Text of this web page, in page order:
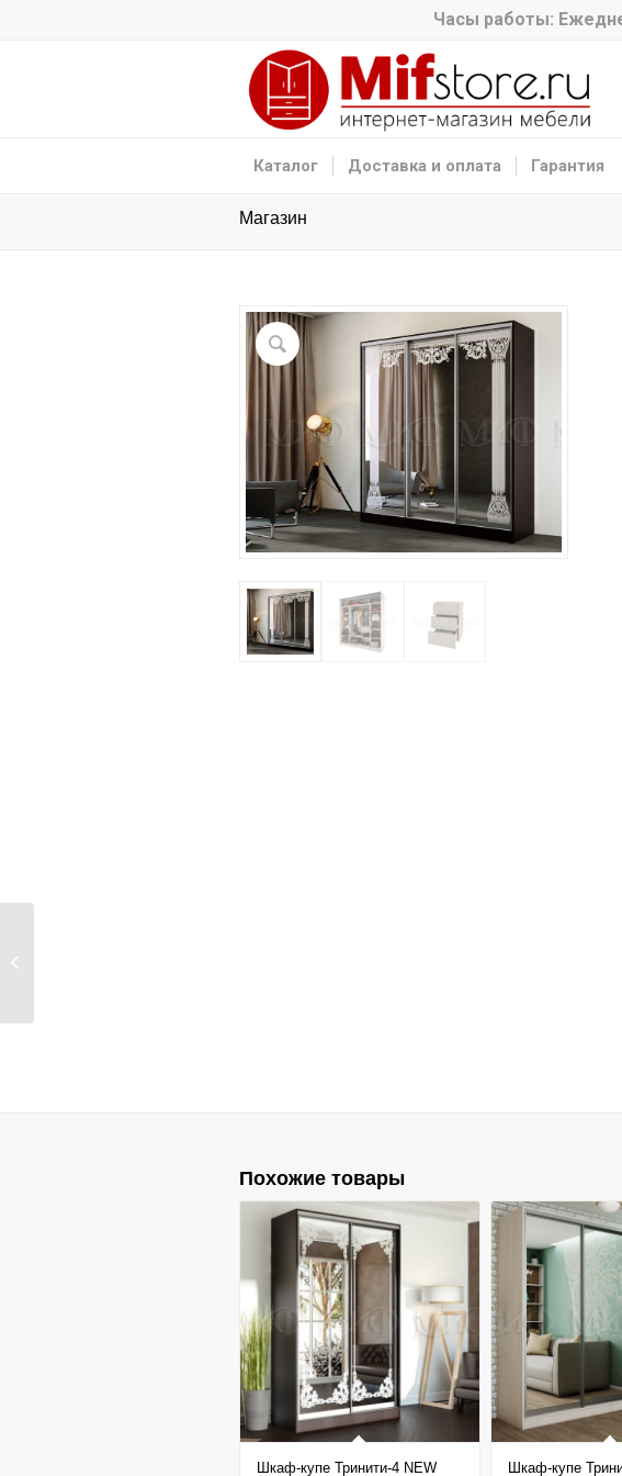
Часы работы:
Каталог Доставка и оплата Гарантия
Магазин
Похожие товары
Шкаф-купе Тринити-4 NEW Шкаф-купе